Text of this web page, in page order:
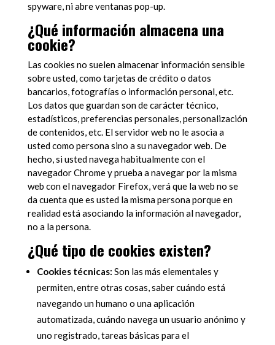
spyware, ni abre ventanas pop-up.
¿Qué información almacena una
cookie?
Las cookies no suelen almacenar información sensible
sobre usted, como tarjetas de crédito o datos
bancarios, fotografías o información personal, etc.
Los datos que guardan son de carácter técnico,
estadísticos, preferencias personales, personalización
de contenidos, etc. El servidor web no le asocia a
usted como persona sino a su navegador web. De
hecho, si usted navega habitualmente con el
navegador Chrome y prueba a navegar por la misma
web con el navegador Firefox, verá que la web no se
da cuenta que es usted la misma persona porque en
realidad está asociando la información al navegador,
no a la persona.
¿Qué tipo de cookies existen?
Cookies técnicas: Son las más elementales y
permiten, entre otras cosas, saber cuándo está
navegando un humano o una aplicación
automatizada, cuándo navega un usuario anónimo y
uno registrado, tareas básicas para el